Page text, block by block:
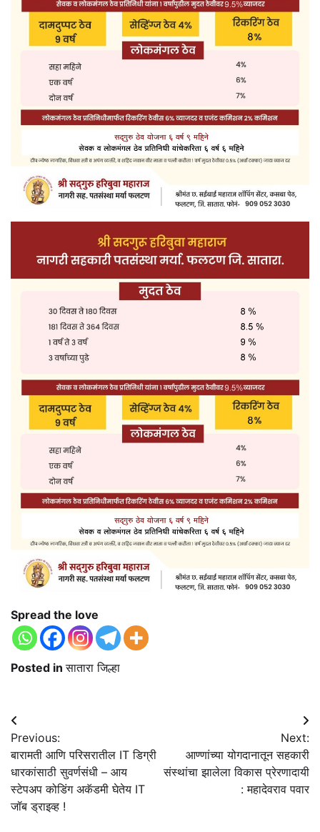
Spread the love
Posted inसातारा जिल्हा
Post
navigation
Previous:
बारामती आणि परिसरातील IT डिग्री
धारकांसाठी सुवर्णसंधी – आय
स्टेपअप कोडिंग अकॅडमी घेतेय IT
जॉब ड्राइव्ह !
Next:
आण्णांच्या योगदानातून सहकारी
संस्थांचा झालेला विकास प्रेरणादायी
: महादेवराव पवार